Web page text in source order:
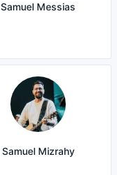
Samuel Messias
Samuel Mizrahy